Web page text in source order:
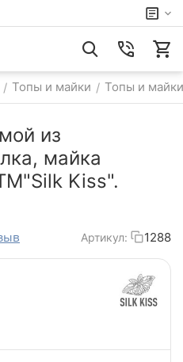
/ Топы и майки / Топы и
из
майка
Kiss".
Артикул: 1288